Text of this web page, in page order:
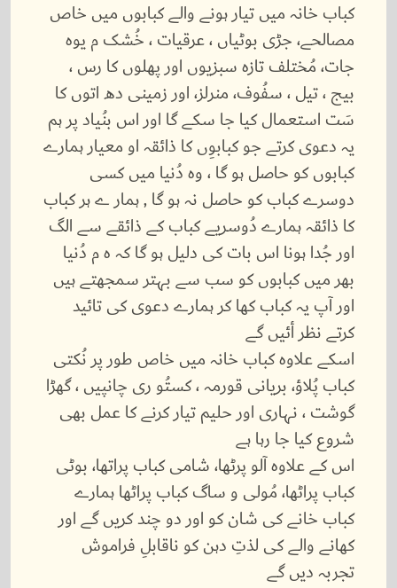
کباب خانہ میں تیار ہونے والے کبابوں میں خاص
مصالحے، جڑی بوٹیاں ، عرقیات ، خُشک م یوہ
جات، مُختلف تازہ سبزیوں اور پھلوں کا رس ،
بیج ، تیل ، سفُوف، منرلز، اور زمینی دھ اتوں کا
سَت استعمال کیا جا سکے گا اور اس بنُیاد پر ہم
یہ دعوی کرتے جو کبابوِں کا ذائقہ او معیار ہمارے
کبابوں کو حاصل ہو گا ، وہ دُنیا میں کسی
دوسرے کباب کو حاصل نہ ہو گا , ہمار ے ہر کباب
کا ذائقہ ہمارے دُوسریے کباب کے ذائقے سے الگ
اور جُدا ہونا اس بات کی دلیل ہو گا کہ ہ م دُنیا
بھر میں کبابوں کو سب سے بہتر سمجھتے ہیں
اور آپ یہ کباب کھا کر ہمارے دعوی کی تائید
کرتے نظر أئیں گے
اسکے علاوہ کباب خانہ میں خاص طور پر نُکتی
کباب پُلاؤ، بریانی قورمہ ، کستُو ری چانپیں ، گھڑا
گوشت ، نہاری اور حلیم تیار کرنے کا عمل بھی
شروع کیا جا رہا ہے
اس کے علاوہ آلو پرٹھا، شامی کباب پراتھا، بوٹی
کباب پراٹھا، مُولی و ساگ کباب پراٹھا ہمارے
کباب خانے کی شان کو اور دو چند کریں گے اور
کھانے والے کی لذتِ دہن کو ناقابلِ فراموش
تجربہ دیں گے